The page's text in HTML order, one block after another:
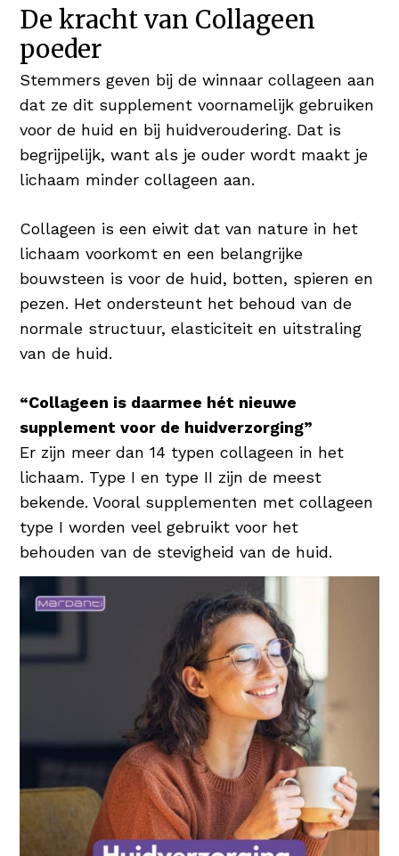
sterk en in topconditie Wie wil er nu niet
vol & glanzend haar 😉
Koper voor Pigmentatie
Koper is een nuttig mineraal en heeft een
positief resultaat op huid en haar. Koper
bevordert de normale pigmentatie van de
Hyaluronzuur als Vochtinbrenger
Hyaluronzuur is booming! Verschillende
verzorgingsproducten bieden het
geweldige bestandsdeel aan in serums
en/of daghydratatie. Hyaluronzuur is een
keer zijn gewicht in water kan dragen,
waardoor de huid wordt gehydrateerd en
beschermd. Een uitstekende
vochtinbrenger dus voor elke huidconditie!
De kracht van Collageen
poeder
Stemmers geven bij de winnaar collageen aan
dat ze dit supplement voornamelijk gebruiken
voor de huid en bij huidveroudering. Dat is
begrijpelijk, want als je ouder wordt maakt je
lichaam minder collageen aan.
Collageen is een eiwit dat van nature in het
lichaam voorkomt en een belangrijke
bouwsteen is voor de huid, botten, spieren en
pezen. Het ondersteunt het behoud van de
normale structuur, elasticiteit en uitstraling
van de huid.
“Collageen is daarmee hét nieuwe
supplement voor de huidverzorging”
Er zijn meer dan 14 typen collageen in het
lichaam. Type I en type II zijn de meest
bekende. Vooral supplementen met collageen
type I worden veel gebruikt voor het
behouden van de stevigheid van de huid.